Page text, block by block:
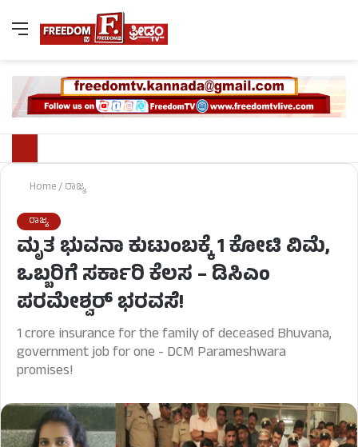
Home/ರಾಜ್ಯ
ರಾಜ್ಯ
ಮೃತ ಭುವನಾ ಕುಟುಂಬಕ್ಕೆ 1 ಕೋಟಿ ವಿಮೆ,
ಒಬ್ಬರಿಗೆ ಸರ್ಕಾರಿ ಕೆಲಸ – ಡಿಸಿಎಂ
ಪರಮೇಶ್ವರ್ ಭರವಸೆ!
1 crore insurance for the family of deceased Bhuvana,
government job for one - DCM Parameshwara
promises!